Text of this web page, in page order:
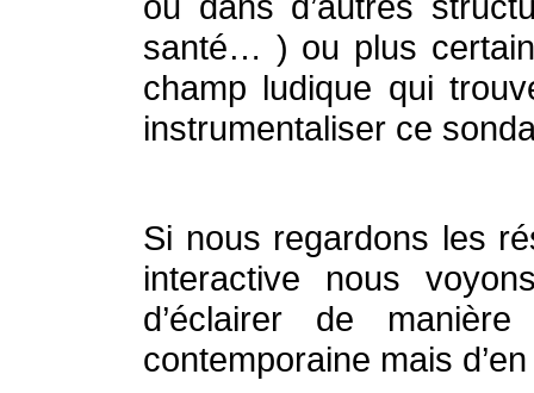
santé… ) ou plus
champ ludique qui
instrumentaliser ce
Si nous regardons les
interactive nous
d’éclairer de
contemporaine mais